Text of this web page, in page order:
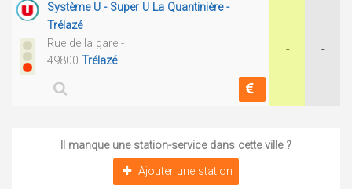
Système U - Super U La Quantinière -
Trélazé
Rue de la gare -
49800 Trélazé
- -
Il manque une station-service dans cette ville ?
Ajouter une station